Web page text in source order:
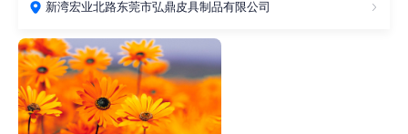
新湾宏业北路东莞市弘鼎皮具制品有限公司